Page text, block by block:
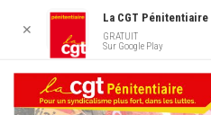
the
✕
La CGT Pénitentiaire
GRATUIT
Sur Google Play